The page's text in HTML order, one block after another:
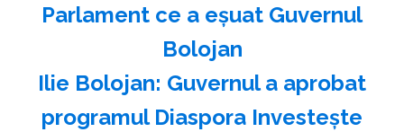
Parlament ce a eşuat Guvernul
Bolojan
Ilie Bolojan: Guvernul a aprobat
programul Diaspora Investeşte